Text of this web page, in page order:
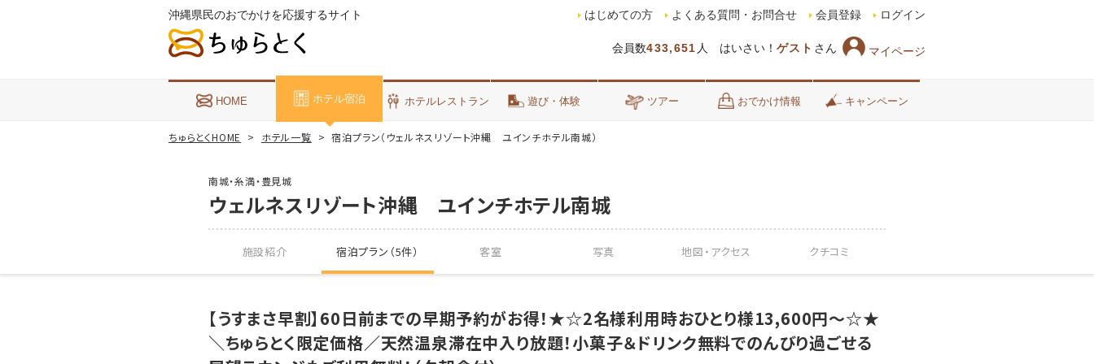
沖縄県民のおでかけを応援するサイト
会員数433,651 人 はいさい！ ゲスト さん マイページ
はじめての方 よくある質問・お問合せ 会員登録 ログイン
HOME ホテル宿泊 ホテルレストラン 遊び・体験 ツアー おでかけ情報 キャンペーン
ちゅらとくHOME ホテル一覧 宿泊プラン（ウェルネスリゾート沖縄 ユインチホテル南城）
南城・糸満・豊見城
ウェルネスリゾート沖縄 ユインチホテル南城
施設紹介 宿泊プラン（5件） 客室 写真 地図・ アクセス クチコミ
【うすまさ早割】60日前までの早期予約がお得！★☆2名様利用時おひとり様13,600円～☆★
＼ちゅらとく限定価格／天然温泉滞在中入り放題！小菓子＆ドリンク無料でのんびり過ごせる